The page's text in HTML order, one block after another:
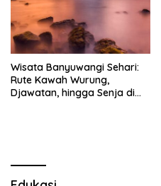
Wisata Banyuwangi Sehari:
Rute Kawah Wurung,
Djawatan, hingga Senja di